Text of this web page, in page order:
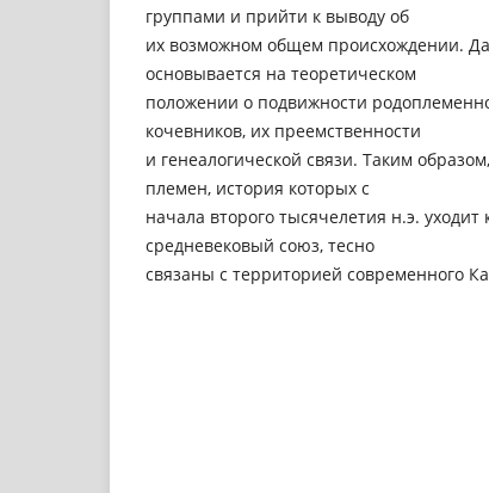
группами и прийти к выводу об
их возможном общем происхождении.
основывается на теоретическом
положении о подвижности
кочевников, их преемственности
и генеалогической связи. Таким
племен, история которых с
начала второго тысячелетия н.э.
средневековый союз, тесно
связаны с территорией современного